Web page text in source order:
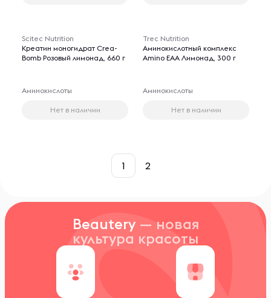
Scitec Nutrition
Креатин моногидрат Crea-
Bomb Розовый лимонад, 660 г
Аминокислоты
Нет в наличии
Trec Nutrition
Аминокислотный комплекс
Amino EAA Лимонад, 300 г
Аминокислоты
Нет в наличии
1 2
Beautery — новая
культура красоты